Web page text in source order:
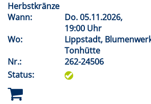
Herbstkränze
Wann:
Do.05.11.2026,
19:00 Uhr
Wo:
Lippstadt,
Tonhütte
Nr.:
262-24506
Status: